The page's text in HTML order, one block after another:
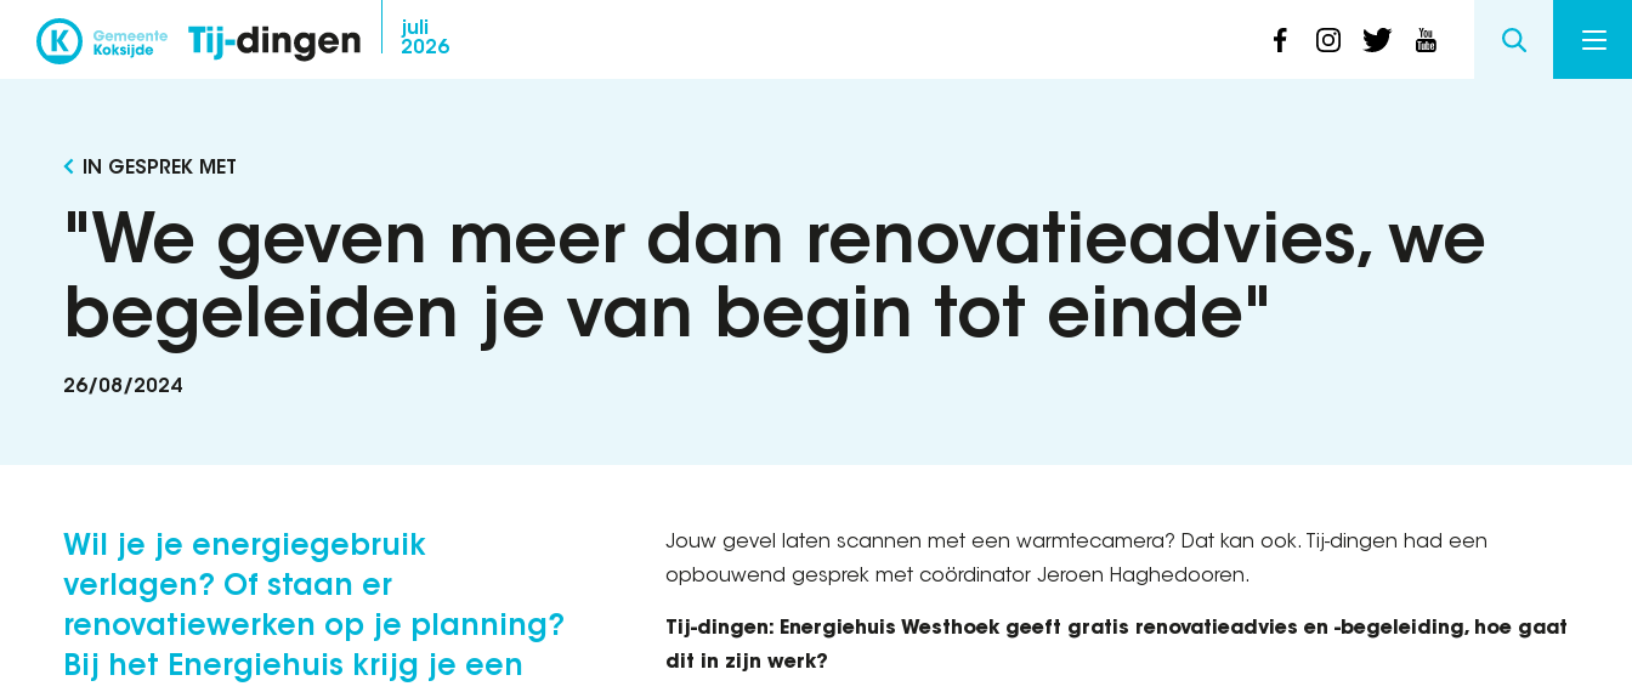
Overslaan
juli
2026
IN GESPREK MET
"We geven meer dan renovatieadvies, we
begeleiden je van begin tot einde"
26/08/2024
Wil je je energiegebruik
verlagen? Of staan er
renovatiewerken op je planning?
Bij het Energiehuis krijg je een
Jouw gevel laten scannen met een warmtecamera? Dat kan ook. Tij-dingen had een
opbouwend gesprek met coördinator Jeroen Haghedooren.
Tij-dingen: Energiehuis Westhoek geeft gratis renovatieadvies en -begeleiding, hoe gaat
dit in zijn werk?